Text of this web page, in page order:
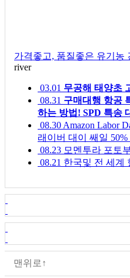
가격좋고, 품질좋은 유기농
river
03.01 무공해 태양초
08.31 구매대행 항공
하는 방법! SPD 특송
08.30 Amazon Labor
래이버 대이 쌔일 50%
08.23 모멘투라 포토
08.21 한국및 전 세계
맨위로↑